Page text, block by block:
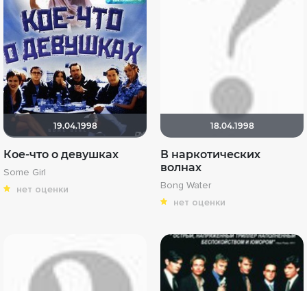
19.04.1998
Кое-что о девушках
Some Girl
нет оценки
18.04.1998
В наркотических
волнах
Bong Water
нет оценки